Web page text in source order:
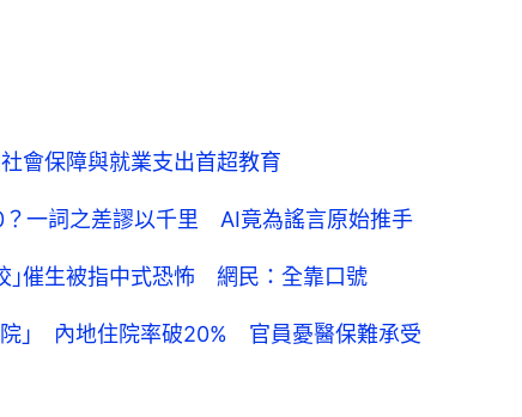
會保障與就業支出首超教育
？一詞之差謬以千里 AI竟為謠言原始推手
｣催生被指中式恐怖 網民：全靠口號
院｣ 內地住院率破20% 官員憂醫保難承受